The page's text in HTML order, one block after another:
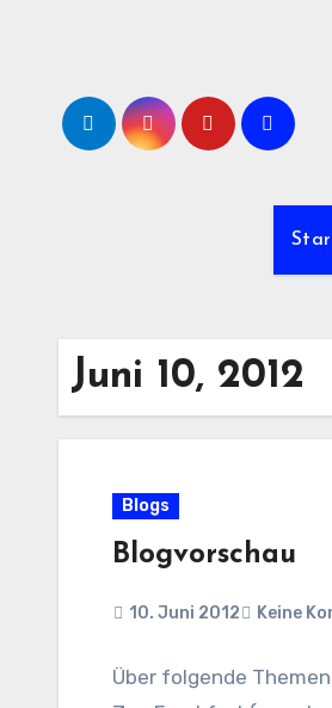
Juni 10, 2012
Blogs
Blogvorschau
10. Juni 2012 Keine
Über folgende